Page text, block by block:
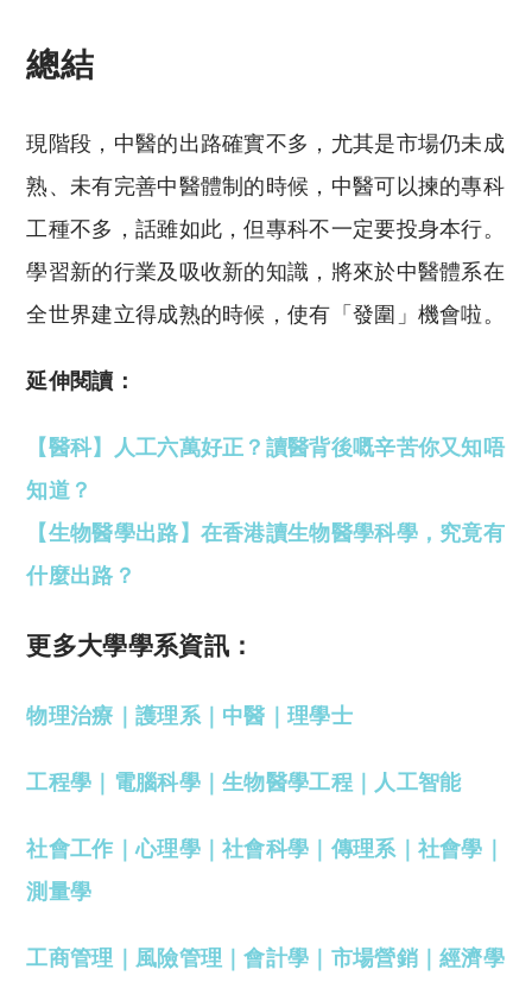
總結
現階段，中醫的出路確實不多，尤其是市場仍未成
熟、未有完善中醫體制的時候，中醫可以揀的專科
工種不多，話雖如此，但專科不一定要投身本行。
學習新的行業及吸收新的知識，將來於中醫體系在
全世界建立得成熟的時候，使有「發圍」機會啦。
延伸閱讀：
【醫科】人工六萬好正？讀醫背後嘅辛苦你又知唔
知道？
【生物醫學出路】在香港讀生物醫學科學，究竟有
什麼出路？
更多大學學系資訊：
物理治療 護理系｜ 中醫 ｜理學士
工程學 電腦科學｜生物醫學工程｜ 人工智能
社會工作 ｜心理學｜社會科學 傳理系 社會學
測量學
工商管理 風險管理 ｜會計學 市場營銷｜經濟學